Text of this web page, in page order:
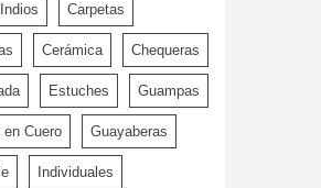
Carpetas
Cerámica Chequeras
Estuches Guampas
Cuero Guayaberas
Individuales